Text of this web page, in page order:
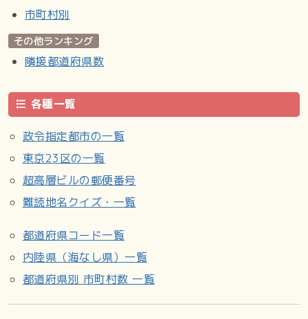
市町村別
その他ランキング
隣接都道府県数
各種一覧
政令指定都市の一覧
東京23区の一覧
超高層ビルの郵便番号
難読地名クイズ・一覧
都道府県コード一覧
内陸県（海なし県）一覧
都道府県別 市町村数 一覧